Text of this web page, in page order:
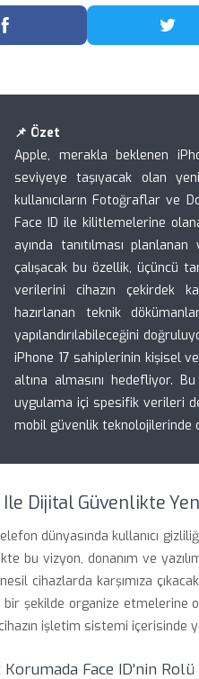
Facebook'ta Paylaş
📌 Özet
Apple, merakla beklenen
seviyeye taşıyacak olan
kullanıcıların Fotoğraflar ve
Face ID ile kilitlemelerine
ayında tanıtılması
çalışacak bu özellik, üçüncü
verilerini cihazın çekirdek
hazırlanan teknik
yapılandırılabileceğini
iPhone 17 sahiplerinin kişisel
altına almasını hedefliyor.
uygulama içi spesifik verileri
mobil güvenlik teknolojilerinde
Ile Dijital Güvenlikte
dünyasında kullanıcı
bu vizyon, donanım ve
cihazlarda karşımıza
bir şekilde organize etmelerine
işletim sistemi
Face ID'nin Rolü